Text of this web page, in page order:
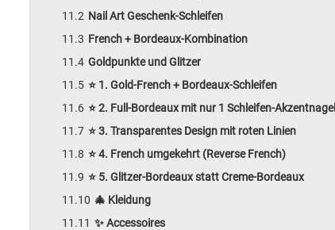
Nail Art Geschenk-Schleifen
French + Bordeaux-Kombination
Goldpunkte und Glitzer
⭐ 1. Gold-French + Bordeaux-Schleifen
⭐ 2. Full-Bordeaux mit nur 1 Schleifen-Akzentnagel
⭐ 3. Transparentes Design mit roten Linien
⭐ 4. French umgekehrt (Reverse French)
⭐ 5. Glitzer-Bordeaux statt Creme-Bordeaux
🎄 Kleidung
✨ Accessoires